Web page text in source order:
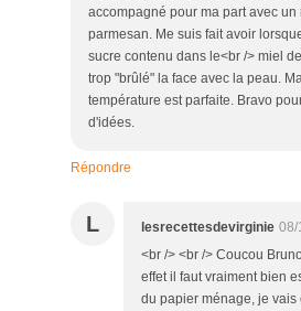
accompagné pour ma part avec un
parmesan. Me suis fait avoir
sucre contenu dans le<br /> miel
trop "brûlé" la face avec la peau.
température est parfaite. Bravo
d'idées.
Répondre
L lesrecettesdevirginie 08/
<br /> <br /> Coucou
effet il faut vraiment bien
du papier ménage, je